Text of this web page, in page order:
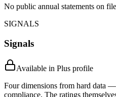
No public annual statements on
SIGNALS
Signals
Available in Plus profile
Four dimensions from hard data
compliance. The ratings